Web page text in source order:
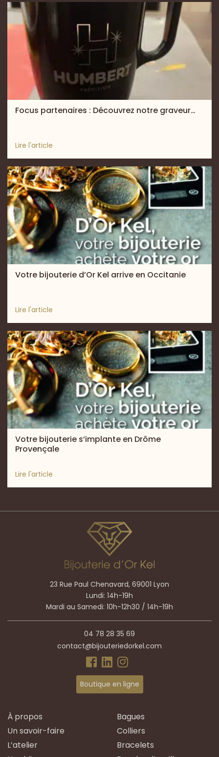
Focus partenaires : Découvrez notre graveur…
Lire l'article
Votre bijouterie d’Or Kel arrive en Occitanie
Lire l'article
Votre bijouterie s’implante en Drôme
Provençale
Lire l'article
23 Rue Paul Chenavard, 69001 Lyon
Lundi: 14h-19h
Mardi au Samedi: 10h-12h30 / 14h-19h
04 78 28 35 69
contact@bijouteriedorkel.com
Boutique en ligne
À propos
Un savoir-faire
L’atelier
Bagues
Colliers
Bracelets